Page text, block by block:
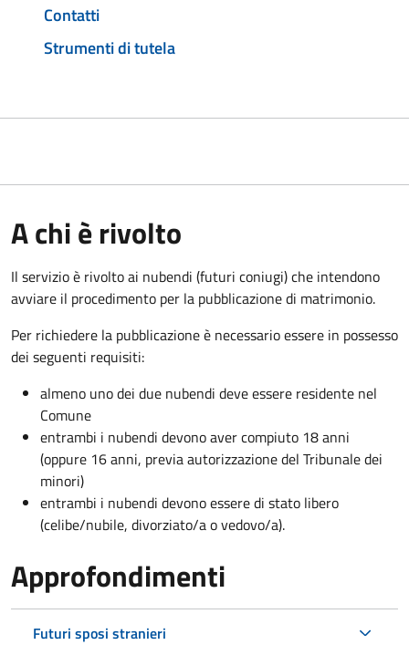
Contatti
Strumenti di tutela
A chi è rivolto
Il servizio è rivolto ai nubendi (futuri coniugi) che intendono
avviare il procedimento per la pubblicazione di matrimonio.
Per richiedere la pubblicazione è necessario essere in possesso
dei seguenti requisiti:
almeno uno dei due nubendi deve essere residente nel
Comune
entrambi i nubendi devono aver compiuto 18 anni
(oppure 16 anni, previa autorizzazione del Tribunale dei
minori)
entrambi i nubendi devono essere di stato libero
(celibe/nubile, divorziato/a o vedovo/a).
Approfondimenti
Futuri sposi stranieri